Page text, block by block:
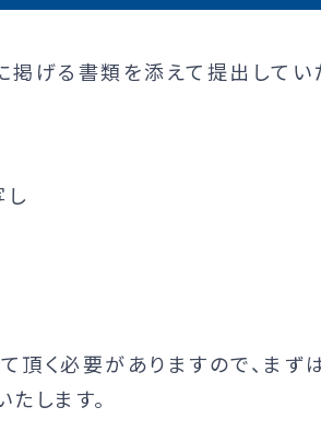
げる書類を添えて提出してい
頂く必要がありますので、まず
します。